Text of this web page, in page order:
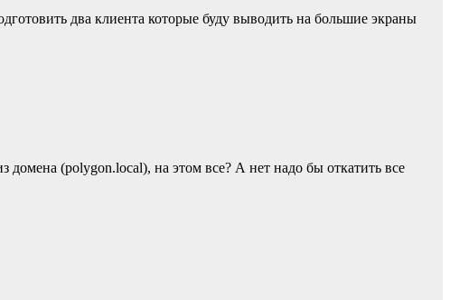
два клиента которые буду выводить на большие экраны
(polygon.local), на этом все? А нет надо бы откатить все